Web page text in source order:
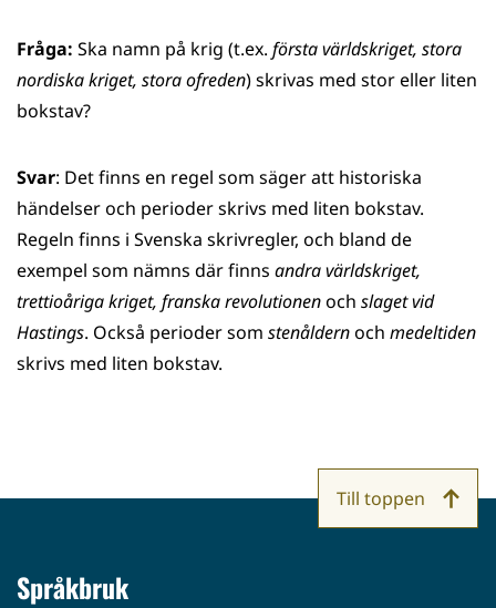
Fråga: Ska namn på krig (t.ex. första världskriget, stora
nordiska kriget, stora ofreden) skrivas med stor eller liten
bokstav?
Svar: Det finns en regel som säger att historiska
händelser och perioder skrivs med liten bokstav.
Regeln finns i Svenska skrivregler, och bland de
exempel som nämns där finns andra världskriget,
trettioåriga kriget, franska revolutionenoch slaget vid
Hastings. Också perioder som stenåldernoch medeltiden
skrivs med liten bokstav.
Språkbruk
Till toppen